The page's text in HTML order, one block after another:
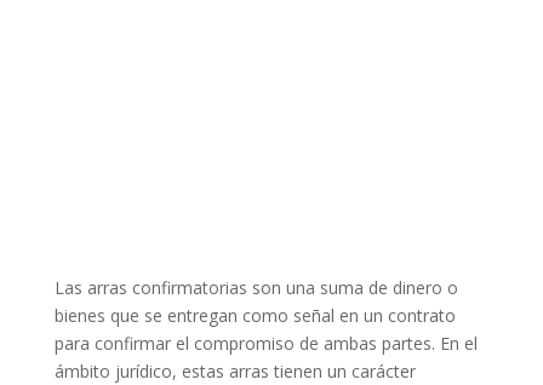
Las arras confirmatorias son una suma de dinero o
bienes que se entregan como señal en un contrato
para confirmar el compromiso de ambas partes. En el
ámbito jurídico, estas arras tienen un carácter